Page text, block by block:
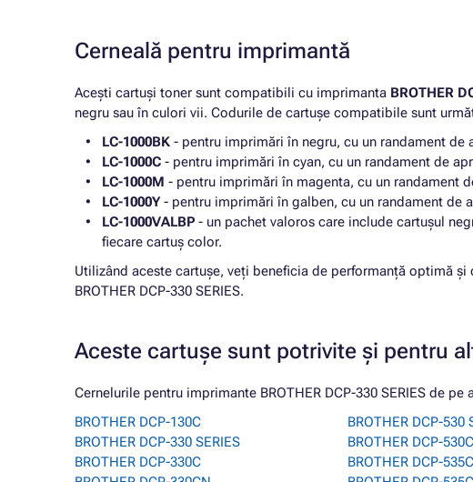
Cerneală pentru imprimantă
Acești cartuși toner sunt compatibili cu imprimanta BROTHER
negru sau în culori vii. Codurile de cartușe compatibile sunt
LC-1000BK - pentru imprimări în negru, cu un randament de
LC-1000C - pentru imprimări în cyan, cu un randament de
LC-1000M - pentru imprimări în magenta, cu un randament
LC-1000Y- pentru imprimări în galben, cu un randament de
LC-1000VALBP - un pachet valoros care include cartușul
fiecare cartuș color.
Utilizând aceste cartușe, veți beneficia de performanță optimă
BROTHER DCP-330 SERIES.
Aceste cartușe sunt potrivite și pentru
Cernelurile pentru imprimante BROTHER DCP-330 SERIES de
BROTHER DCP-130C
BROTHER DCP-330 SERIES
BROTHER DCP-330C
BROTHER DCP-530
BROTHER DCP-
BROTHER DCP-535C